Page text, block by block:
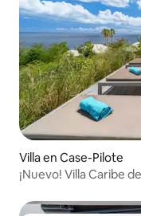
Villa en Case-Pilote
¡Nuevo! Villa Caribe